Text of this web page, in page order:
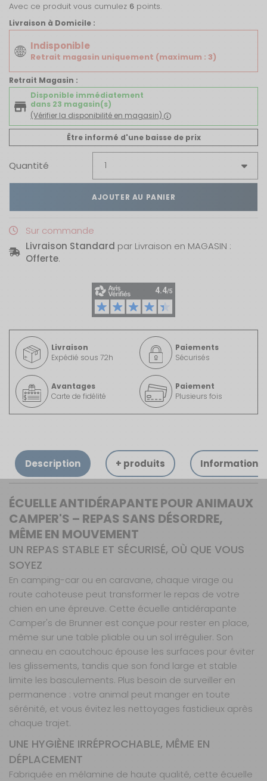
Avec ce produit vous cumulez 6 points.
Livraison à Domicile :
Indisponible
Retrait magasin uniquement (maximum : 3)
Retrait Magasin :
Disponible immédiatement
dans 23 magasin(s)
(Vérifier la disponibilité en magasin)
Être informé d'une baisse de prix
Quantité
AJOUTER AU PANIER
Sur commande
Livraison Standard par Livraison en MAGASIN :
Offerte.
Livraison
Expédié sous 72h
Paiements
Sécurisés
Avantages
Carte de fidélité
Paiement
Plusieurs fois
Description + produits Informations
ÉCUELLE ANTIDÉRAPANTE POUR ANIMAUX
CAMPER'S – REPAS SANS DÉSORDRE,
MÊME EN MOUVEMENT
UN REPAS STABLE ET SÉCURISÉ, OÙ QUE VOUS
SOYEZ
En camping-car ou en caravane, chaque virage ou
route cahoteuse peut transformer le repas de votre
chien en une épreuve. Cette écuelle antidérapante
Camper's de Brunner est conçue pour rester en place,
même sur une table pliable ou un sol irrégulier. Son
anneau en caoutchouc épouse les surfaces pour éviter
les glissements, tandis que son fond large et stable
limite les basculements. Plus besoin de surveiller en
permanence : votre animal peut manger en toute
sérénité, et vous évitez les nettoyages fastidieux après
chaque trajet.
UNE HYGIÈNE IRRÉPROCHABLE, MÊME EN
DÉPLACEMENT
Fabriquée en mélamine de haute qualité, cette écuelle